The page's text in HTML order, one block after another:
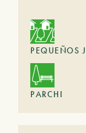
PEQUEÑOS
PARCHI